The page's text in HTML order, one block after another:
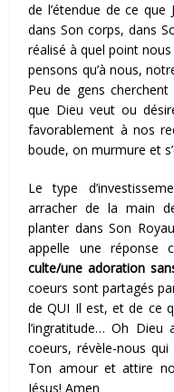
de l’étendue de ce que
dans Son corps, dans
réalisé à quel point
pensons qu’à nous,
Peu de gens
que Dieu veut ou
favorablement à nos
boude, on murmure et
Le type
arracher de la main
planter dans Son
appelle une réponse
culte/une adoration
coeurs sont partagés
de QUI Il est, et de ce
l’ingratitude… Oh Dieu
coeurs, révèle-nous qui
Ton amour et attire
Jésus! Amen